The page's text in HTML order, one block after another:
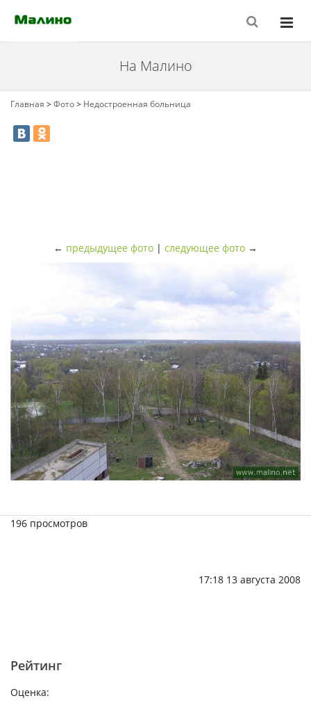
На Малино
Главная >Фото> Недостроенная больница
← предыдущее фото | следующее фото →
196 просмотров
17:18 13 августа 2008
Рейтинг
Оценка: